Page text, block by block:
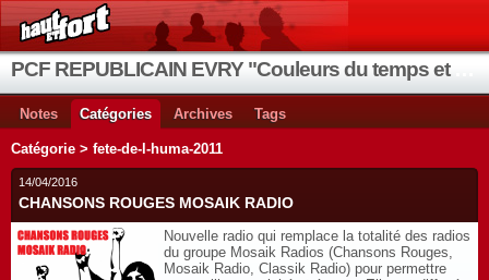
Notes Catégories Archives Tags
Catégorie > fete-de-l-huma-2011
14/04/2016
CHANSONS ROUGES MOSAIK RADIO
Nouvelle radio qui remplace la totalité des radios
du groupe Mosaik Radios (Chansons Rouges,
Mosaik Radio, Classik Radio) pour permettre